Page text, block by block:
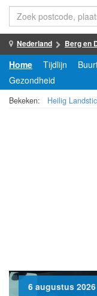
Nederland Berg en
Home Tijdlijn
Gezondheid
Bekeken: Heilig
6 augustus